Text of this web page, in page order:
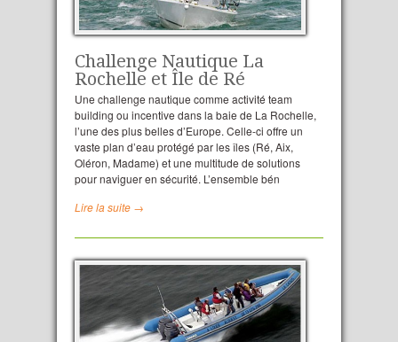
Challenge Nautique La
Rochelle et Île de Ré
Une challenge nautique comme activité team
building ou incentive dans la baie de La Rochelle,
l’une des plus belles d’Europe. Celle-ci offre un
vaste plan d’eau protégé par les îles (Ré, Aix,
Oléron, Madame) et une multitude de solutions
pour naviguer en sécurité. L’ensemble bén
Lire la suite →